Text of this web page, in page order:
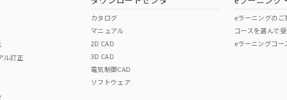
通在庫等で未対応品が混在する可能性があります。
お問い合わせください。
ル訂正
カタログ
マニュアル
2D CAD
3D CAD
電気制御CAD
ソフトウェア
eラーニングのご
コースを選んで
eラーニングコー